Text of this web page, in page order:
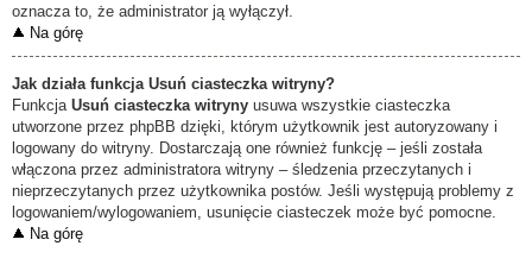
oznacza to, że administrator ją wyłączył.
Na górę
Jak działa funkcja Usuń ciasteczka witryny?
Funkcja Usuń ciasteczka witryny usuwa wszystkie ciasteczka
utworzone przez phpBB dzięki, którym użytkownik jest autoryzowany i
logowany do witryny. Dostarczają one również funkcję – jeśli została
włączona przez administratora witryny – śledzenia przeczytanych i
nieprzeczytanych przez użytkownika postów. Jeśli występują problemy z
logowaniem/wylogowaniem, usunięcie ciasteczek może być pomocne.
Na górę